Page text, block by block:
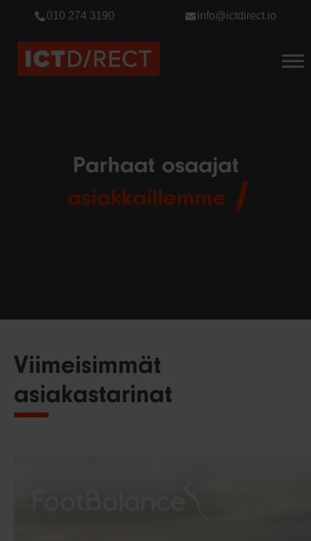
010 274 3190 info@ictdirect.io
Parhaat osaajat
asiakkaillemme
Viimeisimmät
asiakastarinat